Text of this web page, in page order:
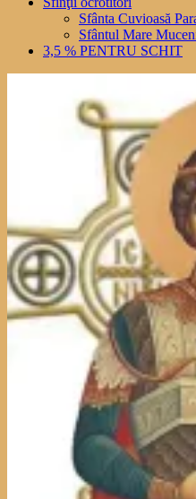
Sfânta Cuvioasă
Sfântul Mare
3,5 % PENTRU SCHIT